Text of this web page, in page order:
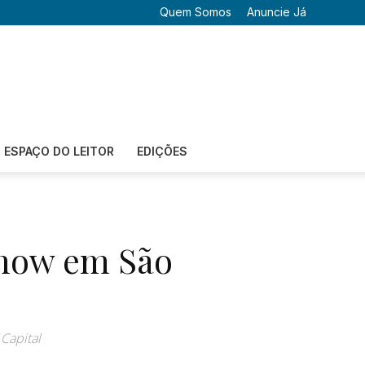
Quem Somos Anuncie Já
ESPAÇO DO LEITOR EDIÇÕES
em São